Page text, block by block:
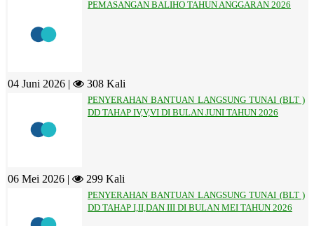
PEMASANGAN BALIHO TAHUN ANGGARAN 2026
04 Juni 2026 | 308 Kali
PENYERAHAN BANTUAN LANGSUNG TUNAI (BLT )
DD TAHAP IV,V,VI DI BULAN JUNI TAHUN 2026
06 Mei 2026 | 299 Kali
PENYERAHAN BANTUAN LANGSUNG TUNAI (BLT )
DD TAHAP I,II,DAN III DI BULAN MEI TAHUN 2026